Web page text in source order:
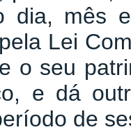
dia, mês
Lei
o seu
e dá
de